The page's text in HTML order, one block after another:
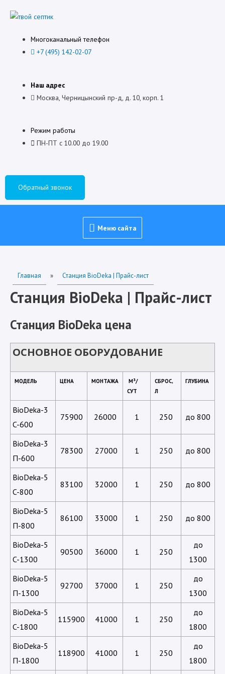
Многоканальный телефон
+7 (495) 142-02-07
Наш адрес
Москва, Черницынский пр-д, д. 10, корп. 1
Режим работы
ПН-ПТ с 10.00 до 19.00
Обратный звонок
Меню
сайта
Меню сайта
Главная » Станция BioDeka | Прайс-лист
Станция BioDeka | Прайс-лист
Станция BioDeka цена
ОСНОВНОЕ ОБОРУДОВАНИЕ
МОДЕЛЬ ЦЕНА МОНТАЖА
М³/
СУТ
СБРОС,
Л
ГЛУБИНА
BioDeka-3
C-600
75900 26000 1 250 до 800
BioDeka-3
П-600
78300 27000 1 250 до 800
BioDeka-5
C-800
83100 32000 1 250 до 800
BioDeka-5
П-800
86100 33000 1 250 до 800
BioDeka-5
C-1300
90500 36000 1 250
до
1300
BioDeka-5
П-1300
92700 37000 1 250
до
1300
BioDeka-5
C-1800
115900 41000 1 250
до
1800
BioDeka-5
П-1800
118900 41000 1 250
до
1800